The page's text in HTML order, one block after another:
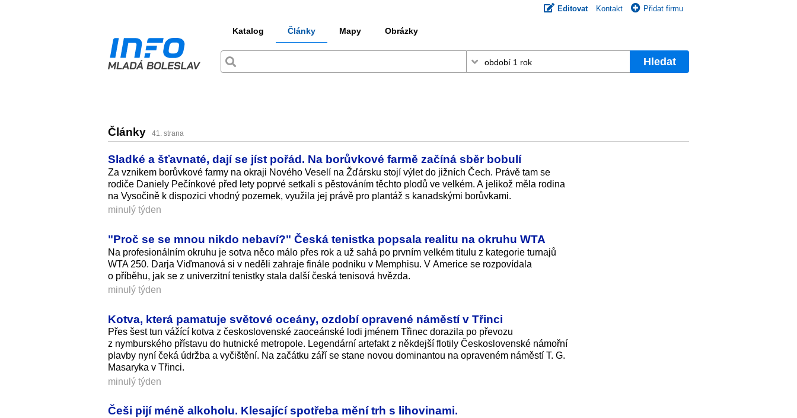
Editovat Kontakt Přidat firmu
Katalog Články Mapy Obrázky
Hledat
Články 41. strana
Sladké a šťavnaté, dají se jíst pořád. Na borůvkové farmě začíná sběr bobulí
Za vznikem borůvkové farmy na okraji Nového Veselí na Žďársku stojí výlet do jižních Čech. Právě tam se
rodiče Daniely Pečínkové před lety poprvé setkali s pěstováním těchto plodů ve velkém. A jelikož měla rodina
na Vysočině k dispozici vhodný pozemek, využila jej právě pro plantáž s kanadskými borůvkami.
minulý týden
"Proč se se mnou nikdo nebaví?" Česká tenistka popsala realitu na okruhu WTA
Na profesionálním okruhu je sotva něco málo přes rok a už sahá po prvním velkém titulu z kategorie turnajů
WTA 250. Darja Viďmanová si v neděli zahraje finále podniku v Memphisu. V Americe se rozpovídala
o příběhu, jak se z univerzitní tenistky stala další česká tenisová hvězda.
minulý týden
Kotva, která pamatuje světové oceány, ozdobí opravené náměstí v Třinci
Přes šest tun vážící kotva z československé zaoceánské lodi jménem Třinec dorazila po převozu
z nymburského přístavu do hutnické metropole. Legendární artefakt z někdejší flotily Československé námořní
plavby nyní čeká údržba a vyčištění. Na začátku září se stane novou dominantou na opraveném náměstí T. G.
Masaryka v Třinci.
minulý týden
Češi pijí méně alkoholu. Klesající spotřeba mění trh s lihovinami.